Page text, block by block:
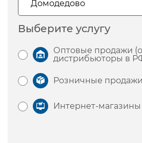
Выберите услугу
Оптовые продажи
дистрибьюторы в
Розничные продажи
Интернет-магазины